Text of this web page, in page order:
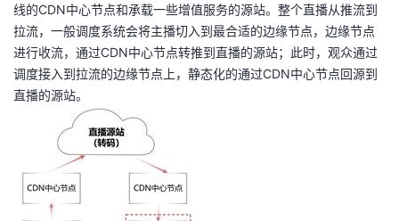
线的CDN中心节点和承载一些增值服务的源站。整个直播从推流到
拉流，一般调度系统会将主播切入到最合适的边缘节点，边缘节点
进行收流，通过CDN中心节点转推到直播的源站；此时，观众通过
调度接入到拉流的边缘节点上，静态化的通过CDN中心节点回源到
直播的源站。